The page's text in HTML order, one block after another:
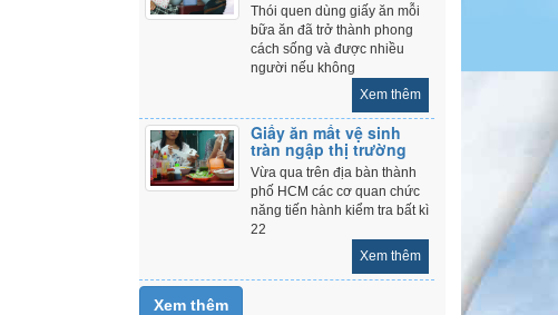
Thói quen dùng giấy ăn mỗi
bữa ăn đã trở thành phong
cách sống và được nhiều
người nếu không
Xem thêm
Giấy ăn mất vệ sinh
tràn ngập thị trường
Vừa qua trên địa bàn thành
phố HCM các cơ quan chức
năng tiến hành kiểm tra bất kì
22
Xem thêm
Xem thêm